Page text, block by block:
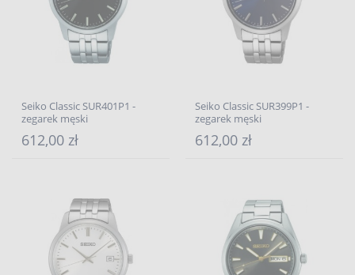
Seiko Classic SUR401P1 -
zegarek męski
612,00 zł
Seiko Classic SUR399P1 -
zegarek męski
612,00 zł